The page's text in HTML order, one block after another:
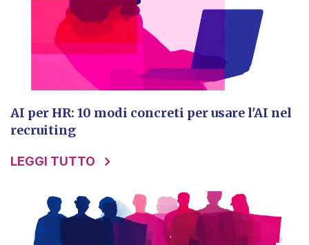
AI per HR: 10 modi concreti per usare l'AI nel
recruiting
LEGGI TUTTO